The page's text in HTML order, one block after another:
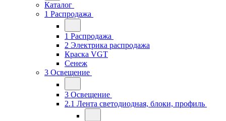
Каталог
1 Распродажа
1 Распродажа
2 Электрика распродажа
Краска VGT
Сенеж
3 Освещение
3 Освещение
2.1 Лента светодиодная, блоки, профиль